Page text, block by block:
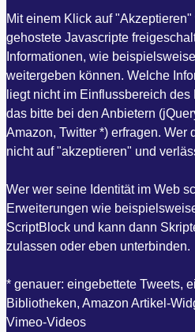
Mit einem Klick auf
gehostete Javascripte
Informationen, wie
weitergeben können. Welche
liegt nicht im Einflussbereich
das bitte bei den Anbietern
Amazon, Twitter *) erfragen. Wer
nicht auf "akzeptieren" und
Wer wer seine Identität im Web
Erweiterungen wie
ScriptBlock und kann dann
zulassen oder eben unterbinden.
* genauer: eingebettete Tweets,
Bibliotheken, Amazon Artikel-
Vimeo-Videos